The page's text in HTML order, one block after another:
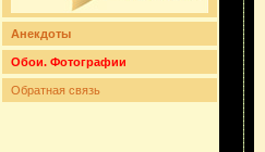
Анекдоты
Обои. Фотографии
Обратная связь